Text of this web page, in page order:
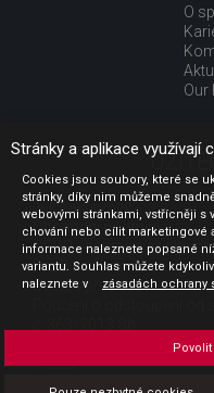
O
Our
Jak nakupovat
Obchodní podmínky
GDPR - ochrana
Profil zadavatele
Sdělení před uzavřením
Platba
Stránky a aplikace využívají
Cookies jsou soubory, které se
stránky, díky nim můžeme
webovými stránkami, vstřícněji s
chování nebo cílit marketingové
informace naleznete popsané
variantu. Souhlas můžete
naleznete v
zásadách ochrany